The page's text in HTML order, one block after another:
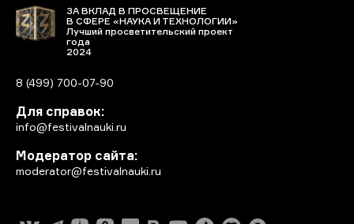
ЗА ВКЛАД В ПРОСВЕЩЕНИЕ
В СФЕРЕ «НАУКА И ТЕХНОЛОГИИ»
Лучший просветительский проект
года
2024
8 (499) 700-07-90
Для справок:
info@festivalnauki.ru
Модератор сайта:
moderator@festivalnauki.ru